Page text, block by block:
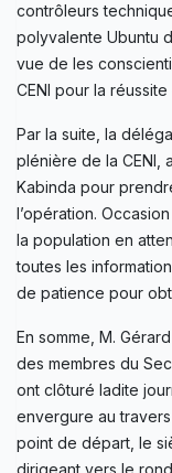
contrôleurs
polyvalente Ubuntu
vue de les
CENI pour la
Par la suite, la
plénière de la CENI,
Kabinda pour
l’opération.
la population en
toutes les
de patience pour
En somme, M.
des membres du
ont clôturé ladite
envergure au
point de départ, le
dirigeant vers le